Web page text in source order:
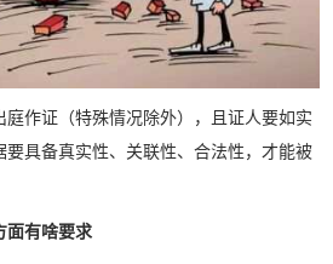
作证（特殊情况除外），且证人要如实
要具备真实性、关联性、合法性，才能被
面有啥要求